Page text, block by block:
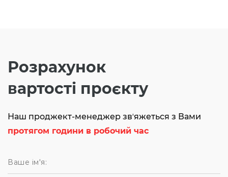
Розрахунок
вартості проєкту
Наш проджект-менеджер звʼяжеться з Вами
протягом години в робочий час